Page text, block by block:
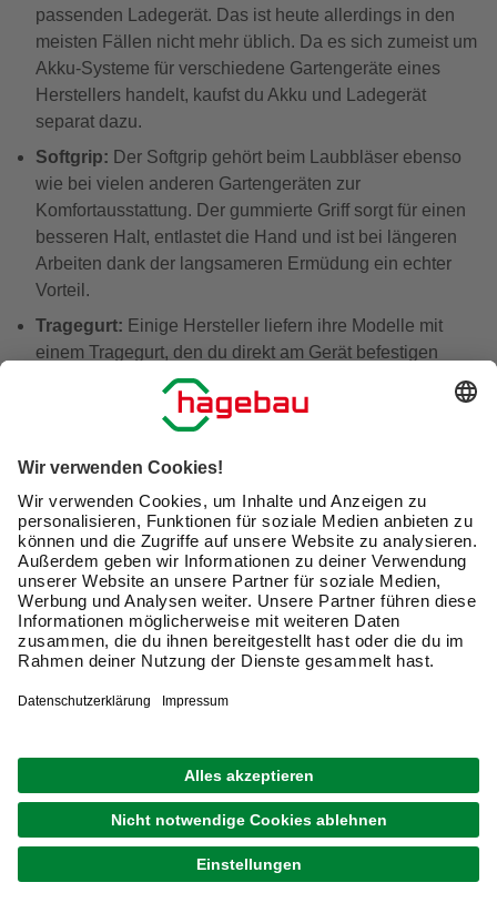
passenden Ladegerät. Das ist heute allerdings in den
meisten Fällen nicht mehr üblich. Da es sich zumeist um
Akku-Systeme für verschiedene Gartengeräte eines
Herstellers handelt, kaufst du Akku und Ladegerät
separat dazu.
Softgrip: Der Softgrip gehört beim Laubbläser ebenso
wie bei vielen anderen Gartengeräten zur
Komfortausstattung. Der gummierte Griff sorgt für einen
besseren Halt, entlastet die Hand und ist bei längeren
Arbeiten dank der langsameren Ermüdung ein echter
Vorteil.
Tragegurt: Einige Hersteller liefern ihre Modelle mit
einem Tragegurt, den du direkt am Gerät befestigen
kannst. Der Tragegurt erleichtert den Transport
erheblich. Wenn du möchtest, kannst du den Laubbläser
natürlich auch ohne Tragegurt verwenden.
Mit welcher Lautstärke muss ich bei meinem neuen
Laubbläser rechnen?
Moderne Geräte optimieren die Hersteller immer stärker
hin auf eine möglichst geringe Geräuschentwicklung.
Dennoch musst Du Dir klar sein, dass ein Laubbläser nie
wirklich leise arbeitet. Es ist daher eine Überlegung wert,
beim Einsatz des Bläserseinen
Doch mit welcher Lautstärke müssen Sie in der Praxis
rechnen?